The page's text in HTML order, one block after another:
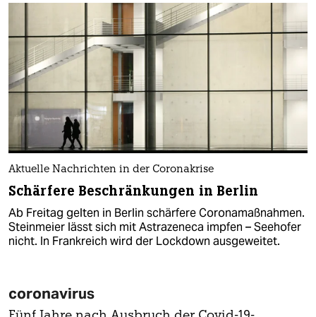
Aktuelle Nachrichten in der Coronakrise
Schärfere Beschränkungen in Berlin
Ab Freitag gelten in Berlin schärfere Coronamaßnahmen.
Steinmeier lässt sich mit Astrazeneca impfen – Seehofer
nicht. In Frankreich wird der Lockdown ausgeweitet.
coronavirus